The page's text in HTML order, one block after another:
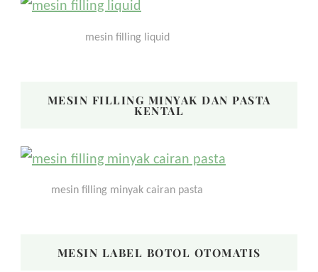
mesin filling liquid
MESIN FILLING MINYAK DAN PASTA
KENTAL
mesin filling minyak cairan pasta
MESIN LABEL BOTOL OTOMATIS